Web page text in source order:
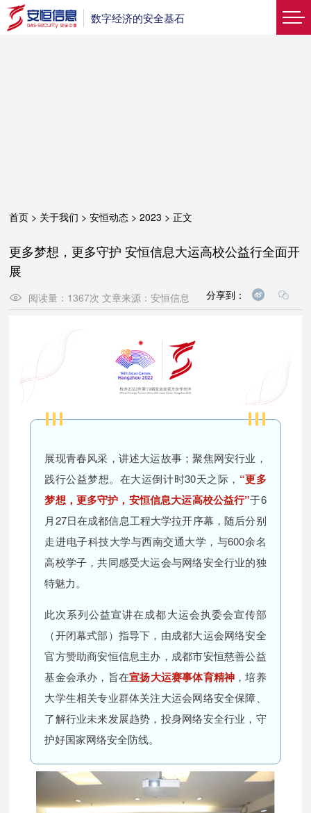
数字经济的安全基石
首页 > 关于我们 >安恒动态 >2023 >正文
更多梦想，更多守护 安恒信息大运高校公益行全面开
展
阅读量： 1367次文章来源：安恒信息 分享到：
展现青春风采，讲述大运故事；聚焦网安行业，
践行公益梦想。在大运倒计时30天之际， “更多
梦想，更多守护，安恒信息大运高校公益行”于6
月27日在成都信息工程大学拉开序幕，随后分别
走进电子科技大学与西南交通大学，与600余名
高校学子，共同感受大运会与网络安全行业的独
特魅力。
此次系列公益宣讲在成都大运会执委会宣传部
（开闭幕式部）指导下，由成都大运会网络安全
官方赞助商安恒信息主办，成都市安恒慈善公益
基金会承办，旨在宣扬大运赛事体育精神 ，培养
大学生相关专业群体关注大运会网络安全保障、
了解行业未来发展趋势，投身网络安全行业，守
护好国家网络安全防线。